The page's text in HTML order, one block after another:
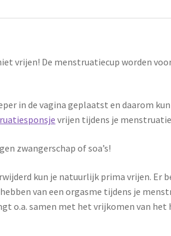
vrijen! De menstruatiecup worden
in de vagina geplaatst en daarom
vrijen tijdens je
zwangerschap of soa’s!
kun je natuurlijk prima vrijen. Er
van een orgasme tijdens je
o.a. samen met het vrijkomen van